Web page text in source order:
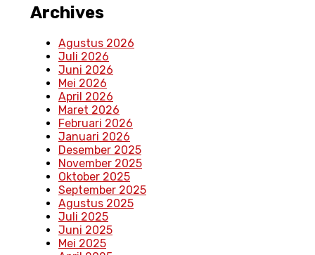
Archives
Agustus 2026
Juli 2026
Juni 2026
Mei 2026
April 2026
Maret 2026
Februari 2026
Januari 2026
Desember 2025
November 2025
Oktober 2025
September 2025
Agustus 2025
Juli 2025
Juni 2025
Mei 2025